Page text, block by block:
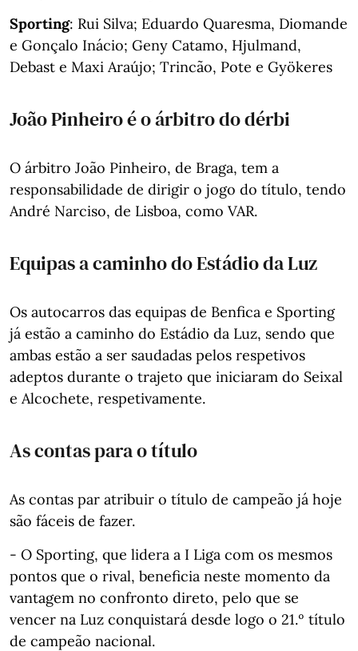
Sporting: Rui Silva; Eduardo Quaresma, Diomande
e Gonçalo Inácio; Geny Catamo, Hjulmand,
Debast e Maxi Araújo; Trincão, Pote e Gyökeres
João Pinheiro é o árbitro do dérbi
O árbitro João Pinheiro, de Braga, tem a
responsabilidade de dirigir o jogo do título, tendo
André Narciso, de Lisboa, como VAR.
Equipas a caminho do Estádio da Luz
Os autocarros das equipas de Benfica e Sporting
já estão a caminho do Estádio da Luz, sendo que
ambas estão a ser saudadas pelos respetivos
adeptos durante o trajeto que iniciaram do Seixal
e Alcochete, respetivamente.
As contas para o título
As contas par atribuir o título de campeão já hoje
são fáceis de fazer.
- O Sporting, que lidera a I Liga com os mesmos
pontos que o rival, beneficia neste momento da
vantagem no confronto direto, pelo que se
vencer na Luz conquistará desde logo o 21.º título
de campeão nacional.